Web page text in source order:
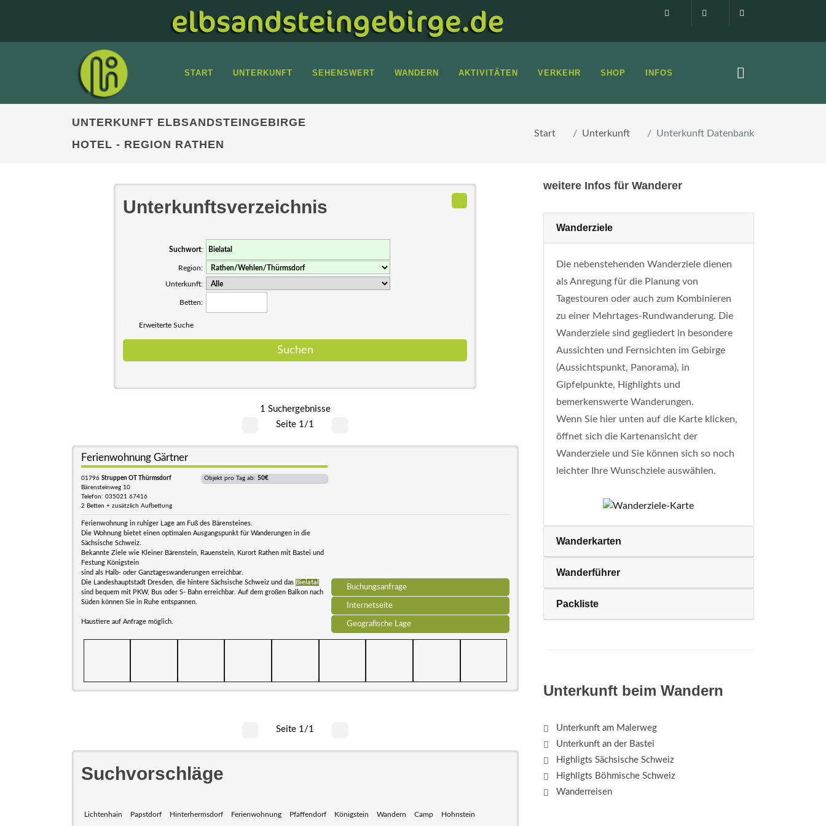
Impressum0160 99873408
START UNTERKUNFT SEHENSWERT WANDERN AKTIVITÄTEN VERKEHR SHOP INFOS
UNTERKUNFT ELBSANDSTEINGEBIRGE
HOTEL - REGION RATHEN
Start Unterkunft Unterkunft Datenbank
Unterkunftsverzeichnis
Suchwort:
Region:
Unterkunft:
Betten:
Erweiterte Suche
1 Suchergebnisse
Seite 1/1
Buchungsanfrage
Internetseite
Geografische Lage
Ferienwohnung Gärtner
01796 Struppen OT Thürmsdorf
Bärensteinweg 10
Telefon: 035021 67416
2 Betten + zusätzlich Aufbettung
Objekt pro Tag ab: 50€
Ferienwohnung in ruhiger Lage am Fuß des Bärensteines.
Die Wohnung bietet einen optimalen Ausgangspunkt für Wanderungen in die
Sächsische Schweiz.
Bekannte Ziele wie Kleiner Bärenstein, Rauenstein, Kurort Rathen mit Bastei und
Festung Königstein
sind als Halb- oder Ganztageswanderungen erreichbar.
Die Landeshauptstadt Dresden, die hintere Sächsische Schweiz und das Bielatal
sind bequem mit PKW, Bus oder S- Bahn erreichbar. Auf dem großen Balkon nach
Süden können Sie in Ruhe entspannen.
Haustiere auf Anfrage möglich.
Seite 1/1
Suchvorschläge
Lichtenhain Papstdorf Hinterhermsdorf Ferienwohnung Pfaffendorf Königstein Wandern Camp Hohnstein
weitere Infos für Wanderer
Wanderziele
Die nebenstehenden Wanderziele dienen
als Anregung für die Planung von
Tagestouren oder auch zum Kombinieren
zu einer Mehrtages-Rundwanderung. Die
Wanderziele sind gegliedert in besondere
Aussichten und Fernsichten im Gebirge
(Aussichtspunkt, Panorama), in
Gipfelpunkte, Highlights und
bemerkenswerte Wanderungen.
Wenn Sie hier unten auf die Karte klicken,
öffnet sich die Kartenansicht der
Wanderziele und Sie können sich so noch
leichter Ihre Wunschziele auswählen.
Wanderkarten
Wanderführer
Packliste
Unterkunft beim Wandern
Unterkunft am Malerweg
Unterkunft an der Bastei
Highligts Sächsische Schweiz
Highligts Böhmische Schweiz
Wanderreisen